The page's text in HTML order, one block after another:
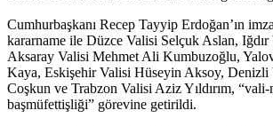
Cumhurbaşkanı Recep Tayyip Erdoğan’ın
kararname ile Düzce Valisi Selçuk Aslan,
Aksaray Valisi Mehmet Ali Kumbuzoğlu,
Kaya, Eskişehir Valisi Hüseyin Aksoy, Denizli
Coşkun ve Trabzon Valisi Aziz Yıldırım,
başmüfettişliği” görevine getirildi.